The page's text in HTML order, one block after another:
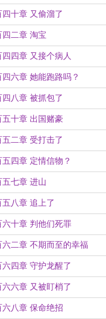
四十章 又偷溜了
四二章 淘宝
四四章 又接个病人
四六章 她能跑路吗？
四八章 被抓包了
五十章 出国赌豪
五二章 受打击了
五四章 定情信物？
五七章 进山
五八章 追上了
六十章 判他们死罪
六二章 不期而至的幸福
六四章 守护龙醒了
六六章 又被盯梢了
六八章 保命绝招